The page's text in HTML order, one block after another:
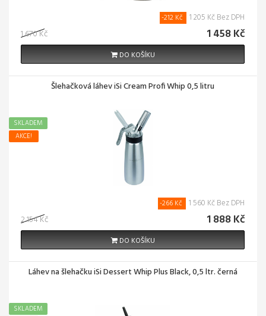
1 670 Kč
-212 Kč 1 205 Kč Bez DPH
1 458 Kč
DO KOŠÍKU
Šlehačková láhev iSi Cream Profi Whip 0,5 litru
AKCE!
SKLADEM
2 154 Kč
-266 Kč 1 560 Kč Bez DPH
1 888 Kč
DO KOŠÍKU
Láhev na šlehačku iSi Dessert Whip Plus Black, 0,5 ltr. černá
SKLADEM